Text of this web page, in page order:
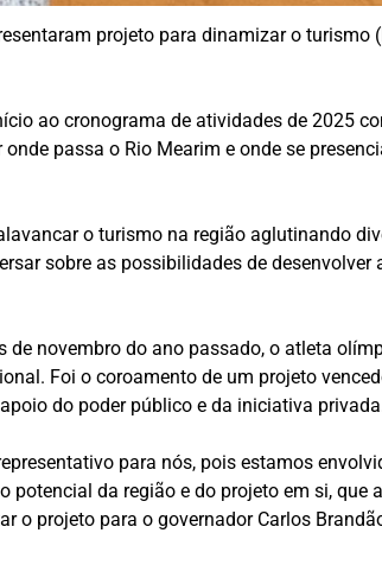
projeto para dinamizar o turismo
ao cronograma de atividades de 2025
passa o Rio Mearim e onde se
o turismo na região aglutinando
sobre as possibilidades de
novembro do ano passado, o atleta
Foi o coroamento de um projeto
do poder público e da iniciativa
para nós, pois estamos
da região e do projeto em si, que
o projeto para o governador Carlos